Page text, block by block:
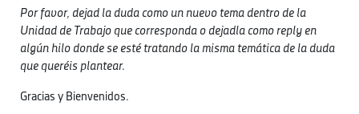
Por favor, dejad la duda como un nuevo tema dentro de la
Unidad de Trabajo que corresponda o dejadla como reply en
algún hilo donde se esté tratando la misma temática de la duda
que queréis plantear.
Gracias y Bienvenidos.